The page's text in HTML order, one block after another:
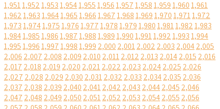
1,9511,9521,9531,9541,9551,9561,9571,9581,9591,9601,961
1,9621,9631,9641,9651,9661,9671,9681,9691,9701,9711,972
1,9731,9741,9751,9761,9771,9781,9791,9801,9811,9821,983
1,9841,9851,9861,9871,9881,9891,9901,9911,9921,9931,994
1,9951,9961,9971,9981,999 2,000 2,0012,002 2,003 2,0042,005
2,006 2,007 2,008 2,009 2,010 2,0112,012 2,013 2,0142,015 2,016
2,017 2,018 2,019 2,020 2,0212,022 2,023 2,0242,025 2,026
2,027 2,028 2,029 2,030 2,0312,032 2,033 2,0342,035 2,036
2,037 2,038 2,039 2,040 2,0412,042 2,043 2,0442,045 2,046
2,047 2,048 2,049 2,050 2,0512,052 2,053 2,0542,055 2,056